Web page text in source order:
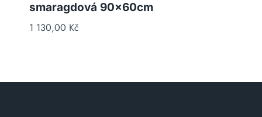
smaragdová 90x60cm
1 130,00 Kč